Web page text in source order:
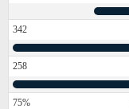
342
258
75%